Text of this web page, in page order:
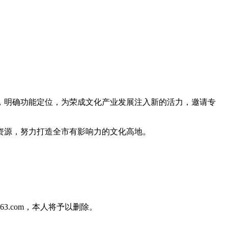
确功能定位，为荣成文化产业发展注入新的活力，邀请专
，努力打造全市有影响力的文化高地。
，本人将予以删除。